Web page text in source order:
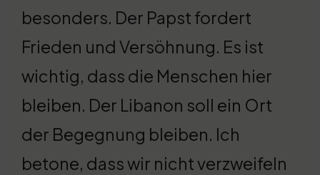
besonders. Der Papst fordert
Frieden und Versöhnung. Es ist
wichtig, dass die Menschen hier
bleiben. Der Libanon soll ein Ort
der Begegnung bleiben. Ich
betone, dass wir nicht verzweifeln